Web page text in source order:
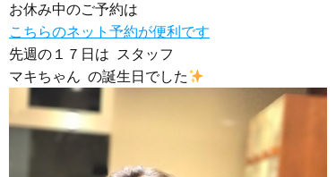
お休み中のご予約は
こちらのネット予約が便利です
先週の１７日は スタッフ
マキちゃん の誕生日でした